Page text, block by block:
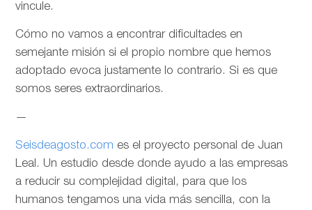
vincule.
Cómo no vamos a encontrar dificultades en
semejante misión si el propio nombre que hemos
adoptado evoca justamente lo contrario. Si es que
somos seres extraordinarios.
—
Seisdeagosto.com es el proyecto personal de Juan
Leal. Un estudio desde donde ayudo a las empresas
a reducir su complejidad digital, para que los
humanos tengamos una vida más sencilla, con la